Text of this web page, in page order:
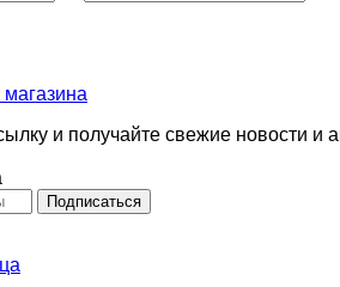
и получайте свежие новости и